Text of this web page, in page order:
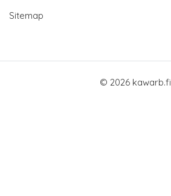
Sitemap
© 2026 kawarb.fi